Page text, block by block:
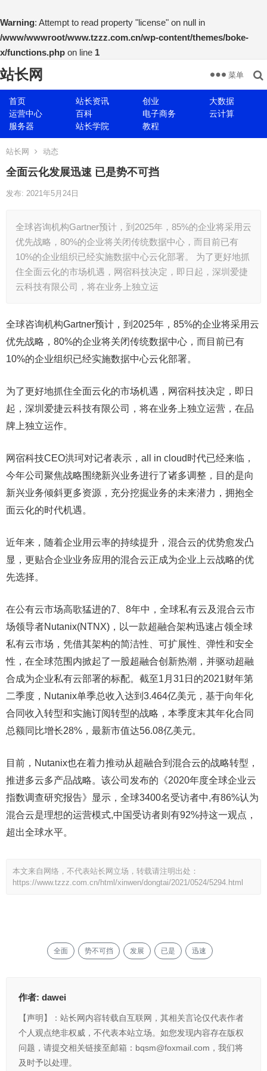
Warning: Attempt to read property "license" on null in
/www/wwwroot/www.tzzz.com.cn/wp-content/themes/boke-
x/functions.php on line 1
站长网
首页 站长资讯 创业
大数据
运营中心
百科 电子商务
云计算
服务器
站长学院 教程
菜单
站长网 动态
全面云化发展迅速 已是势不可挡
发布: 2021年5月24日
全球咨询机构Gartner预计，到2025年，85%的企业将采用云
优先战略，80%的企业将关闭传统数据中心，而目前已有
10%的企业组织已经实施数据中心云化部署。 为了更好地抓
住全面云化的市场机遇，网宿科技决定，即日起，深圳爱捷
云科技有限公司，将在业务上独立运
全球咨询机构Gartner预计，到2025年，85%的企业将采用云
优先战略，80%的企业将关闭传统数据中心，而目前已有
10%的企业组织已经实施数据中心云化部署。
为了更好地抓住全面云化的市场机遇，网宿科技决定，即日
起，深圳爱捷云科技有限公司，将在业务上独立运营，在品
牌上独立运作。
网宿科技CEO洪珂对记者表示，all in cloud时代已经来临，
今年公司聚焦战略围绕新兴业务进行了诸多调整，目的是向
新兴业务倾斜更多资源，充分挖掘业务的未来潜力，拥抱全
面云化的时代机遇。
近年来，随着企业用云率的持续提升，混合云的优势愈发凸
显，更贴合企业业务应用的混合云正成为企业上云战略的优
先选择。
在公有云市场高歌猛进的7、8年中，全球私有云及混合云市
场领导者Nutanix(NTNX)，以一款超融合架构迅速占领全球
私有云市场，凭借其架构的简洁性、可扩展性、弹性和安全
性，在全球范围内掀起了一股超融合创新热潮，并驱动超融
合成为企业私有云部署的标配。截至1月31日的2021财年第
二季度，Nutanix单季总收入达到3.464亿美元，基于向年化
合同收入转型和实施订阅转型的战略，本季度末其年化合同
总额同比增长28%，最新市值达56.08亿美元。
目前，Nutanix也在着力推动从超融合到混合云的战略转型，
推进多云多产品战略。该公司发布的《2020年度全球企业云
指数调查研究报告》显示，全球3400名受访者中,有86%认为
混合云是理想的运营模式,中国受访者则有92%持这一观点，
超出全球水平。
本文来自网络，不代表站长网立场，转载请注明出处：
https://www.tzzz.com.cn/html/xinwen/dongtai/2021/0524/5294.html
全面 势不可挡 发展 已是 迅速
作者: dawei
【声明】：站长网内容转载自互联网，其相关言论仅代表作者
个人观点绝非权威，不代表本站立场。如您发现内容存在版权
问题，请提交相关链接至邮箱：bqsm@foxmail.com，我们将
及时予以处理。